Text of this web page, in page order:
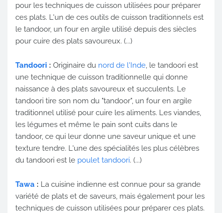
pour les techniques de cuisson utilisées pour préparer
ces plats. L'un de ces outils de cuisson traditionnels est
le tandoor, un four en argile utilisé depuis des siècles
pour cuire des plats savoureux. (...)
Tandoori : Originaire du nord de l'Inde, le tandoori est
une technique de cuisson traditionnelle qui donne
naissance à des plats savoureux et succulents. Le
tandoori tire son nom du "tandoor", un four en argile
traditionnel utilisé pour cuire les aliments. Les viandes,
les légumes et même le pain sont cuits dans le
tandoor, ce qui leur donne une saveur unique et une
texture tendre. L'une des spécialités les plus célèbres
du tandoori est le poulet tandoori. (...)
Tawa : La cuisine indienne est connue pour sa grande
variété de plats et de saveurs, mais également pour les
techniques de cuisson utilisées pour préparer ces plats.